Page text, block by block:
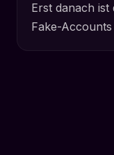
Erst danach
Fake-